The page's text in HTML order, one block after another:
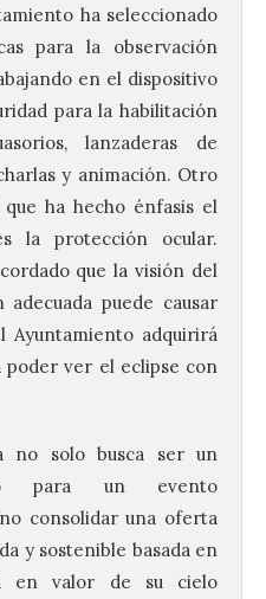
ha seleccionado
para la observación
en el dispositivo
para la habilitación
lanzaderas de
y animación. Otro
ha hecho énfasis el
la protección ocular.
que la visión del
puede causar
Ayuntamiento adquirirá
poder ver el eclipse con
no solo busca ser un
para un evento
consolidar una oferta
y sostenible basada en
en valor de su cielo
Feria
a
el 9 de
del
Una cita
de los